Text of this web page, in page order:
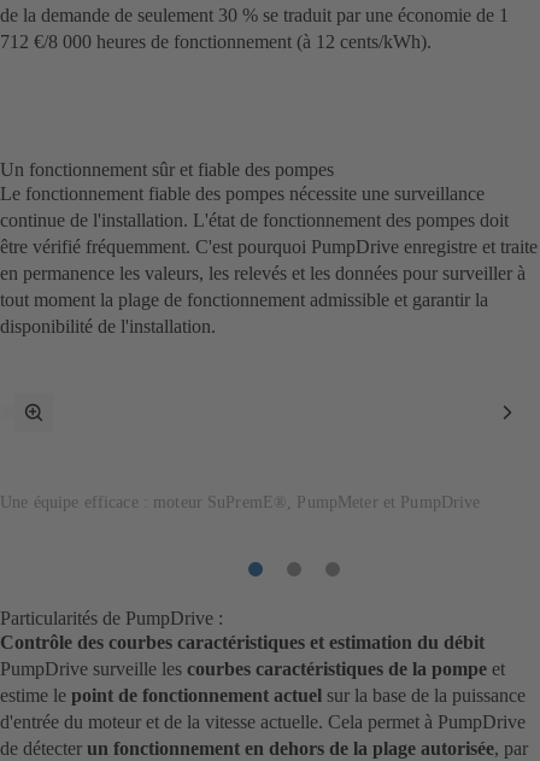
de la demande de seulement 30 % se traduit par une économie de 1
712 €/8 000 heures de fonctionnement (à 12 cents/kWh).
Un fonctionnement sûr et fiable des pompes
Le fonctionnement fiable des pompes nécessite une surveillance
continue de l'installation. L'état de fonctionnement des pompes doit
être vérifié fréquemment. C'est pourquoi PumpDrive enregistre et traite
en permanence les valeurs, les relevés et les données pour surveiller à
tout moment la plage de fonctionnement admissible et garantir la
disponibilité de l'installation.
Une équipe efficace : moteur SuPremE®, PumpMeter et PumpDrive
Passer
écran
PostePostePoste
Particularités de PumpDrive :
Contrôle des courbes caractéristiques et estimation du débit
PumpDrive surveille les courbes caractéristiques de la pompe et
estime le point de fonctionnement actuel sur la base de la puissance
d'entrée du moteur et de la vitesse actuelle. Cela permet à PumpDrive
de détecter un fonctionnement en dehors de la plage autorisée, par